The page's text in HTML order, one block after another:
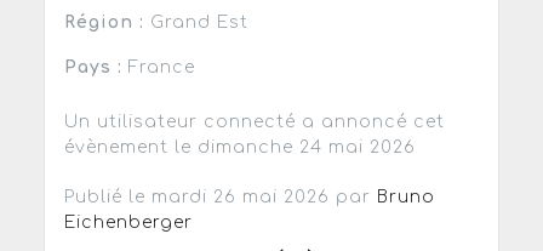
Région : Grand Est
Pays : France
Un utilisateur connecté a annoncé cet
évènement le dimanche 24 mai 2026
Publié le mardi 26 mai 2026 par Bruno
Eichenberger